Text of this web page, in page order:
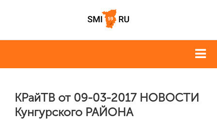
КРайТВ от 09-03-2017 НОВОСТИ
Кунгурского РАЙОНА